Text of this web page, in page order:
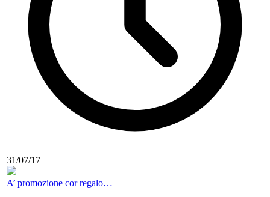
31/07/17
A’ promozione cor regalo…